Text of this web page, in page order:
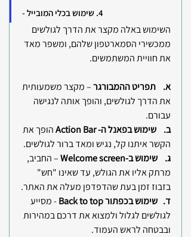
4. שימוש בכלי המובייל -
השימוש באלה מקצר את הדרך לגולשים
ממכשירי הסמארטפון שלהם, ומשפר מאד
את חוויית המשתמשים.
א.    תפריט ההמבורגר – מקצר משמעותית
את הדרך לגולשים, והופך אותה לנגישה
עבורם.
ב.
שימוש בפאנל ה- Action Bar
הופך את
הקשר איתנו קל, נגיש ומאד ברור לגולשים.
ג.
שימוש ב-Welcome screen
– החביב,
מרתק אליו את הגולש, עד שאינו "חש"
בזבוז זמן בעת שהדפדפן מעלה את האתר.
ד.   שימוש בכפתור Back to top
- מסייע
לגולשים לגלול ולמצוא את דרכם במהירות
ובבטחה לראש העמוד.